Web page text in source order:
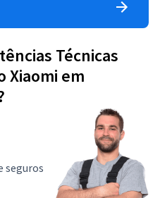
Técnicas
Xiaomi em
seguros